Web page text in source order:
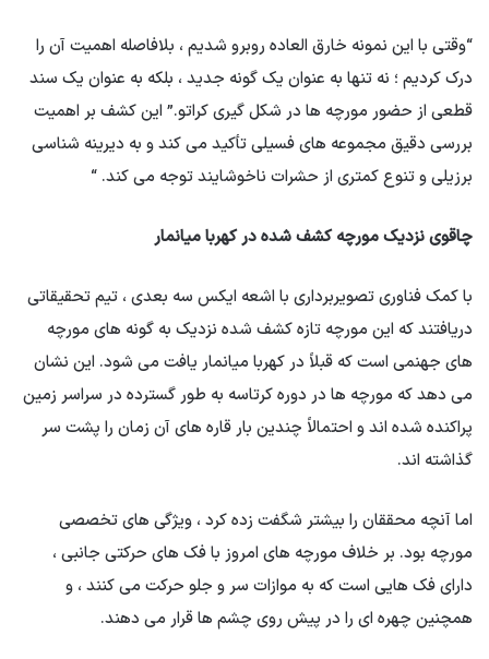
“وقتی با این نمونه خارق العاده روبرو شدیم ، بلافاصله اهمیت آن را
درک کردیم ؛ نه تنها به عنوان یک گونه جدید ، بلکه به عنوان یک سند
قطعی از حضور مورچه ها در شکل گیری کراتو.” این کشف بر اهمیت
بررسی دقیق مجموعه های فسیلی تأکید می کند و به دیرینه شناسی
برزیلی و تنوع کمتری از حشرات ناخوشایند توجه می کند. “
چاقوی نزدیک مورچه کشف شده در کهربا میانمار
با کمک فناوری تصویربرداری با اشعه ایکس سه بعدی ، تیم تحقیقاتی
دریافتند که این مورچه تازه کشف شده نزدیک به گونه های مورچه
های جهنمی است که قبلاً در کهربا میانمار یافت می شود. این نشان
می دهد که مورچه ها در دوره کرتاسه به طور گسترده در سراسر زمین
پراکنده شده اند و احتمالاً چندین بار قاره های آن زمان را پشت سر
گذاشته اند.
اما آنچه محققان را بیشتر شگفت زده کرد ، ویژگی های تخصصی
مورچه بود. بر خلاف مورچه های امروز با فک های حرکتی جانبی ،
دارای فک هایی است که به موازات سر و جلو حرکت می کنند ، و
همچنین چهره ای را در پیش روی چشم ها قرار می دهند.